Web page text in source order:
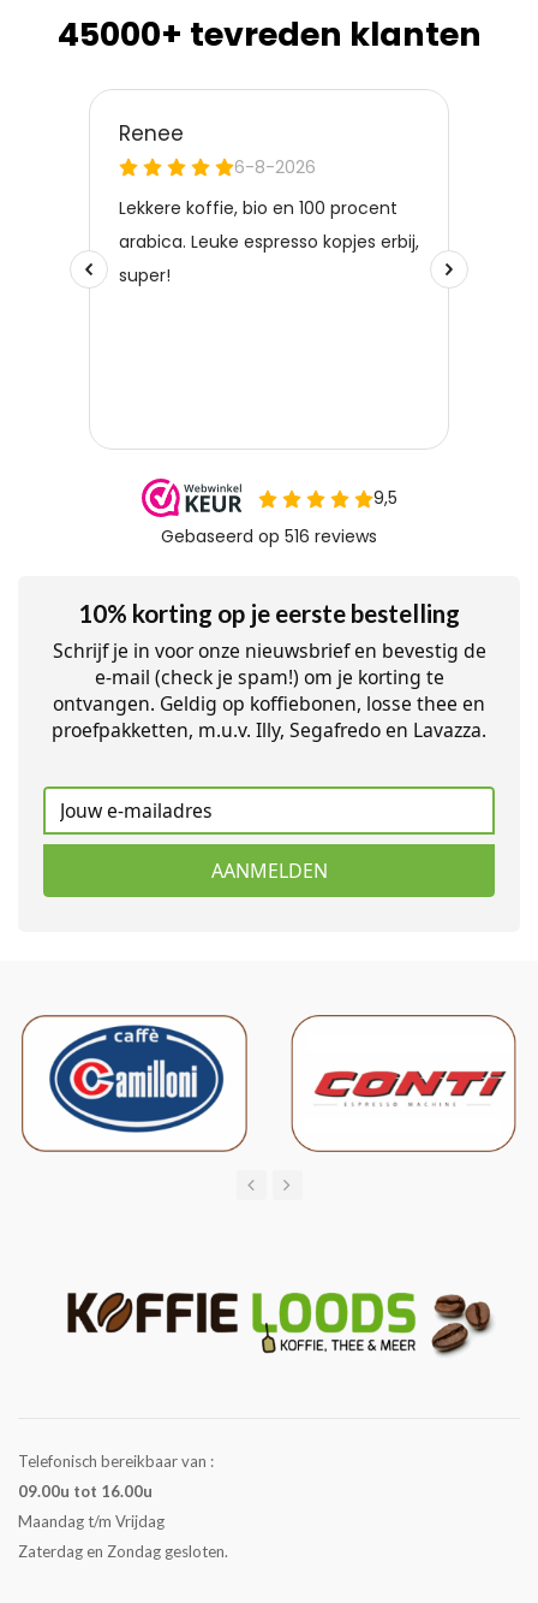
45000+ tevreden klanten
10% korting op je eerste bestelling
Schrijf je in voor onze nieuwsbrief en bevestig de
e-mail (check je spam!) om je korting te
ontvangen. Geldig op koffiebonen, losse thee en
proefpakketten, m.u.v. Illy, Segafredo en Lavazza.
AANMELDEN
Telefonisch bereikbaar van :
09.00u tot 16.00u
Maandag t/m Vrijdag
Zaterdag en Zondag gesloten.